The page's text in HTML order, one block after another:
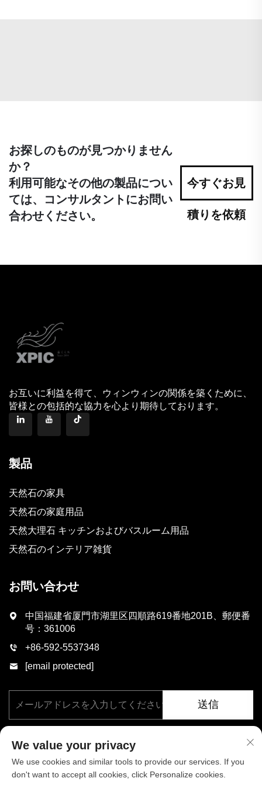
お探しのものが見つかりません
か？
利用可能なその他の製品につい
ては、コンサルタントにお問い
合わせください。
今すぐお見
積りを依頼
お互いに利益を得て、ウィンウィンの関係を築くために、
皆様との包括的な協力を心より期待しております。
製品
天然石の家具
天然石の家庭用品
天然大理石 キッチンおよびバスルーム用品
天然石のインテリア雑貨
お問い合わせ
中国福建省厦門市湖里区四順路619番地201B、郵便番
号：361006
+86-592-5537348
[email protected]
送信
We value your privacy
We use cookies and similar tools to provide our services. If you
don't want to accept all cookies, click Personalize cookies.